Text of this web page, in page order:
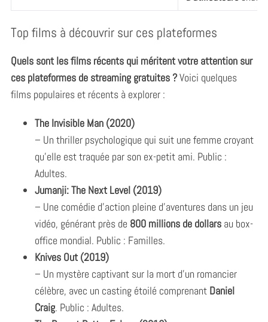
Top films à découvrir sur ces plateformes
Quels sont les films récents qui méritent votre attention sur
ces plateformes de streaming gratuites ?Voici quelques
films populaires et récents à explorer :
The Invisible Man (2020)
– Un thriller psychologique qui suit une femme croyant
qu’elle est traquée par son ex-petit ami. Public :
Adultes.
Jumanji: The Next Level (2019)
– Une comédie d’action pleine d’aventures dans un jeu
vidéo, générant près de 800 millions de dollarsau box-
office mondial. Public : Familles.
Knives Out (2019)
– Un mystère captivant sur la mort d’un romancier
célèbre, avec un casting étoilé comprenant Daniel
Craig. Public : Adultes.